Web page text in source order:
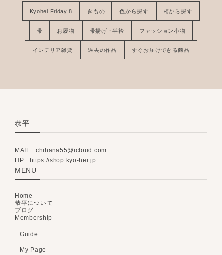
Kyohei Friday 8 きもの 色から探す 柄から探す
帯 お履物 帯揚げ・半衿 ファッション小物
インテリア雑貨 過去の作品 すぐお届けできる商品
恭平
MAIL : chihana55@icloud.com
HP : https://shop.kyo-hei.jp
MENU
Home
恭平について
ブログ
Membership
Guide
My Page